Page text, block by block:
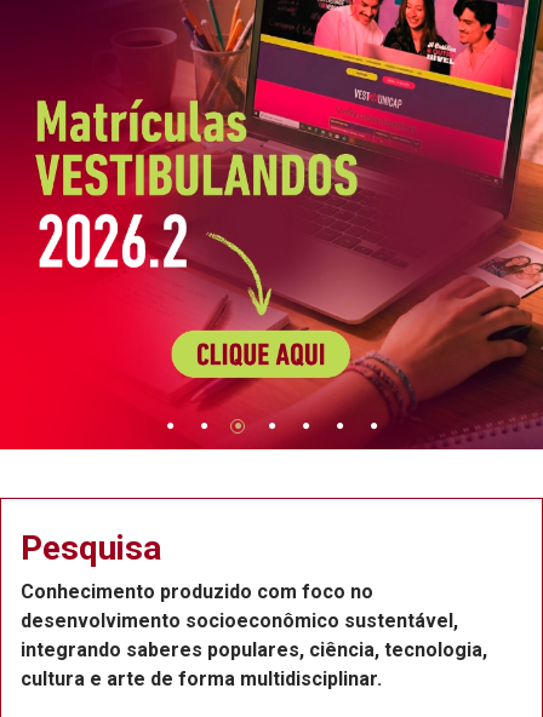
Extensão
Projetos de extensão na Região Metropolitana do
Recife, com a participação de professores,
funcionários e estudantes, que atuam como bolsistas
ou voluntários.